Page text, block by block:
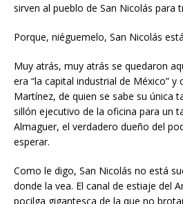
sirven al pueblo de San Nicolás para
Porque, niéguemelo, San Nicolás
Muy atrás, muy atrás se quedaron
era “la capital industrial de México”
Martínez, de quien se sabe su única
sillón ejecutivo de la oficina para un
Almaguer, el verdadero dueño del
esperar.
Como le digo, San Nicolás no está
donde la vea. El canal de estiaje del
pocilga gigantesca de la que no